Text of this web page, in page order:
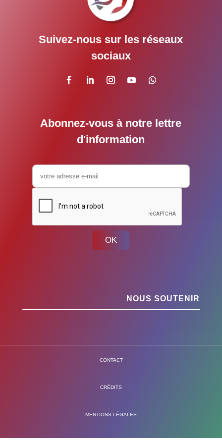
Suivez-nous sur les réseaux
sociaux
Abonnez-vous à notre lettre
d'information
OK
NOUS SOUTENIR
CONTACT
CRÉDITS
MENTIONS LÉGALES